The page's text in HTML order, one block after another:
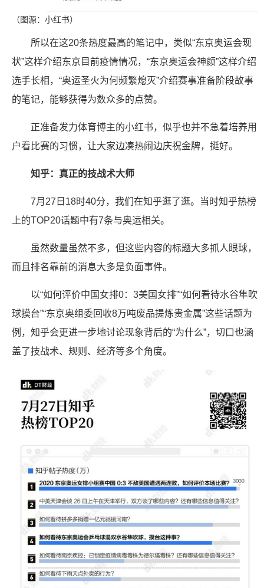
（图源：小红书）
所以在这20条热度最高的笔记中，类似“东京奥运会现
状”这样介绍东京目前疫情情况，“东京奥运会神颜”这样介绍
选手长相，“奥运圣火为何频繁熄灭”介绍赛事准备阶段故事
的笔记，能够获得为数众多的点赞。
正准备发力体育博主的小红书，似乎也并不急着培养用
户看比赛的习惯，让大家边凑热闹边庆祝金牌，挺好。
知乎：真正的技战术大师
7月27日18时40分，我们在知乎逛了逛。当时知乎热榜
上的TOP20话题中有7条与奥运相关。
虽然数量虽然不多，但这些内容的标题大多抓人眼球，
而且排名靠前的消息大多是负面事件。
以“如何评价中国女排0：3美国女排”“如何看待水谷隼吹
球摸台”“东京奥组委回收8万吨废品提炼贵金属”这些话题为
例，知乎会更进一步地讨论现象背后的“为什么”，切口也涵
盖了技战术、规则、经济等多个角度。